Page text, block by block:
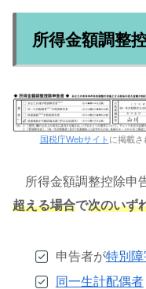
所得金額調整
国税庁Webサイト に掲載
所得金額調整控除申
超える場合で次のいず
申告者が特別障
同一生計配偶者